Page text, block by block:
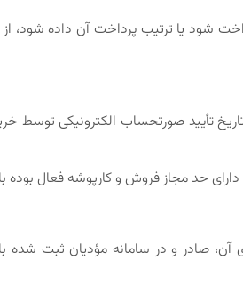
شود یا ترتیب پرداخت آن داده شود،
تأیید صورتحساب الکترونیکی توسط
صادر و در سامانه مؤدیان ثبت شده